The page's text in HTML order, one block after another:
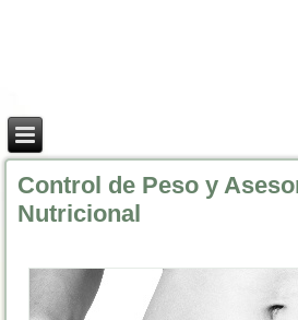
Control de Peso y
Nutricional